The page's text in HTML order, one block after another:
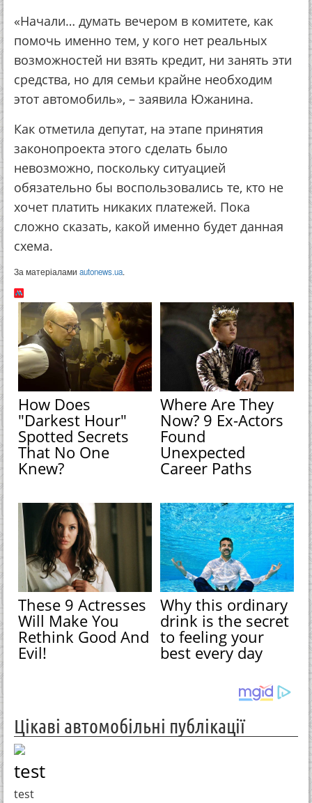
«Начали… думать вечером в комитете, как
помочь именно тем, у кого нет реальных
возможностей ни взять кредит, ни занять эти
средства, но для семьи крайне необходим
этот автомобиль», – заявила Южанина.
Как отметила депутат, на этапе принятия
законопроекта этого сделать было
невозможно, поскольку ситуацией
обязательно бы воспользовались те, кто не
хочет платить никаких платежей. Пока
сложно сказать, какой именно будет данная
схема.
За матеріалами autonews.ua.
How Does
"Darkest Hour"
Spotted Secrets
That No One
Knew?
Where Are They
Now? 9 Ex-Actors
Found
Unexpected
Career Paths
These 9 Actresses
Will Make You
Rethink Good And
Evil!
Why this ordinary
drink is the secret
to feeling your
best every day
Цікаві автомобільні публікації
test
test